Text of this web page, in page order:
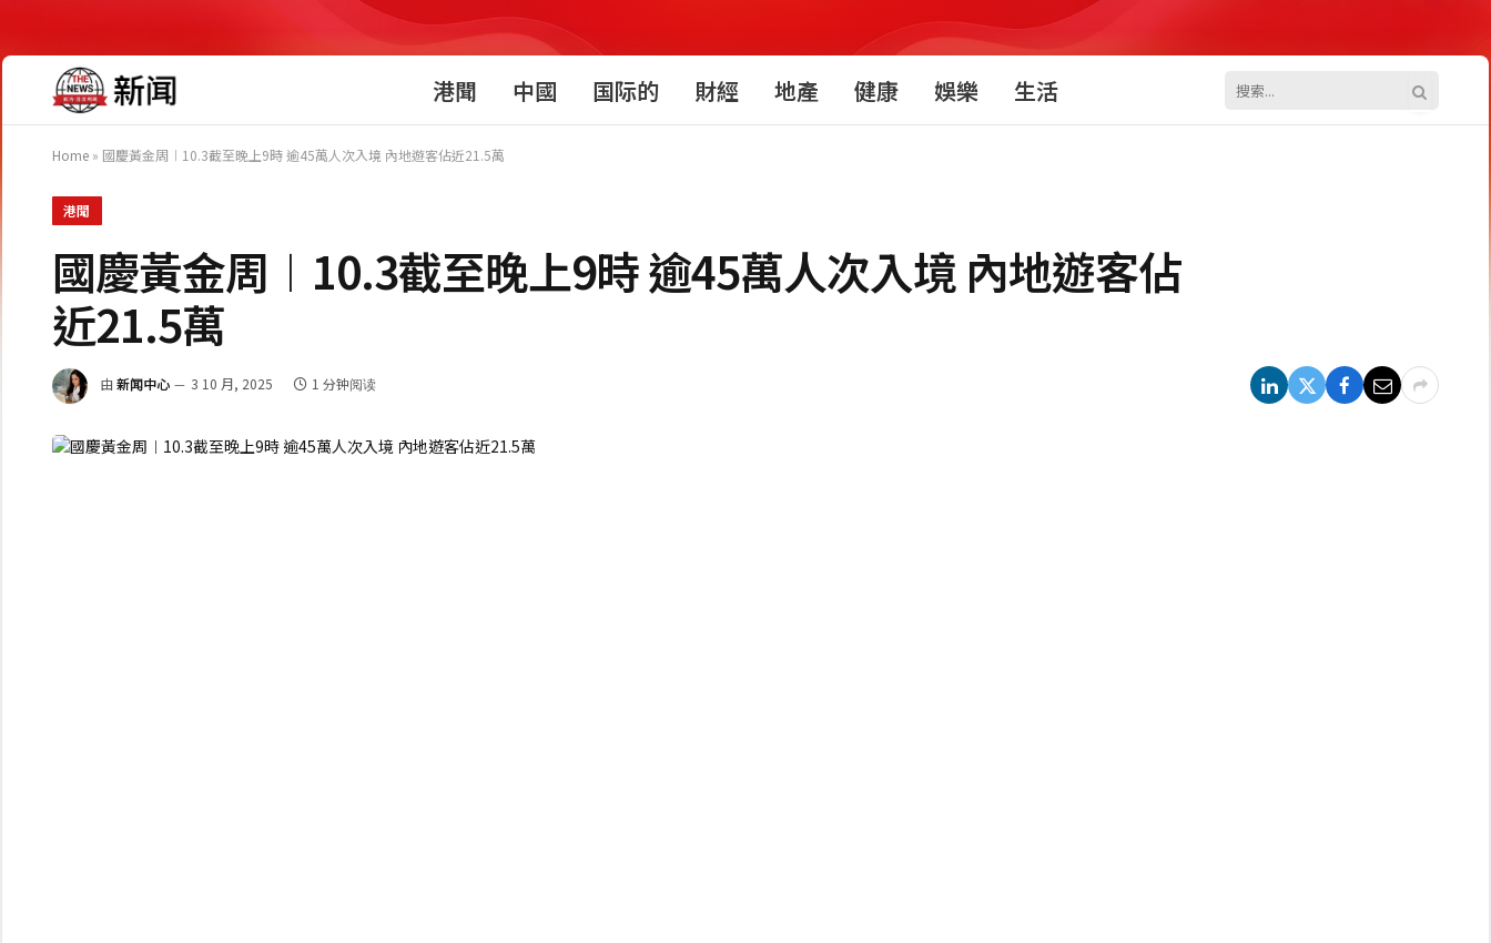
港聞 中國 国际的 財經 地產 健康 娛樂 生活
Home » 國慶黃金周︱10.3截至晚上9時 逾45萬人次入境 內地遊客佔近21.5萬
港聞
國慶黃金周︱10.3截至晚上9時 逾45萬人次入境 內地遊客佔
近21.5萬
由 新闻中心 3 10 月, 2025 1 分钟阅读